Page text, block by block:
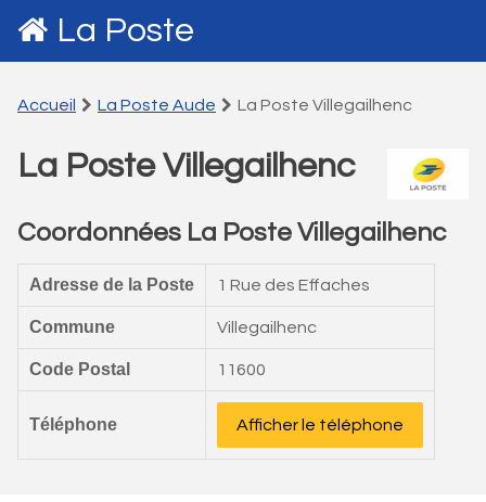
La Poste
Accueil La Poste Aude La Poste Villegailhenc
La Poste Villegailhenc
Coordonnées La Poste Villegailhenc
Adresse de la Poste 1 Rue des Effaches
Commune Villegailhenc
Code Postal 11600
Téléphone Afficher le téléphone